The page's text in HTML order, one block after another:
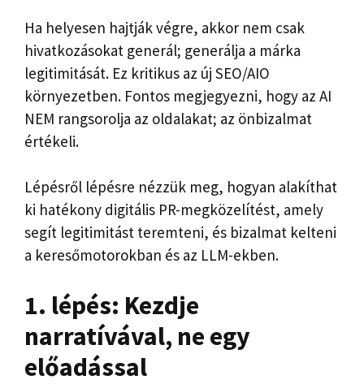
Ha helyesen hajtják végre, akkor nem csak
hivatkozásokat generál; generálja a márka
legitimitását. Ez kritikus az új SEO/AIO
környezetben. Fontos megjegyezni, hogy az AI
NEM rangsorolja az oldalakat; az önbizalmat
értékeli.
Lépésről lépésre nézzük meg, hogyan alakíthat
ki hatékony digitális PR-megközelítést, amely
segít legitimitást teremteni, és bizalmat kelteni
a keresőmotorokban és az LLM-ekben.
1. lépés: Kezdje
narratívával, ne egy
előadással